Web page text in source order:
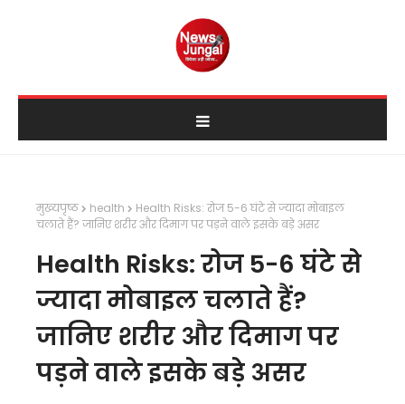
मुख्यपृष्ठ health
Health Risks: रोज 5-6 घंटे से ज्यादा मोबाइल
चलाते हैं? जानिए शरीर और दिमाग पर पड़ने वाले इसके बड़े असर
Health Risks: रोज 5-6 घंटे से
ज्यादा मोबाइल चलाते हैं?
जानिए शरीर और दिमाग पर
पड़ने वाले इसके बड़े असर